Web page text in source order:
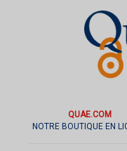
QUAE.COM
NOTRE BOUTIQUE EN